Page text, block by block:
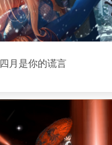
四月是你的谎言